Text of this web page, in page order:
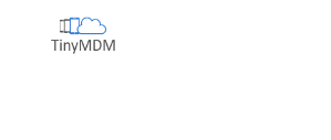
TinyMDM